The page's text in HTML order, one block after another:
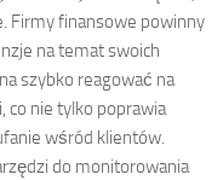
Firmy finansowe powinny
na temat swoich
szybko reagować na
co nie tylko poprawia
wśród klientów.
do monitorowania